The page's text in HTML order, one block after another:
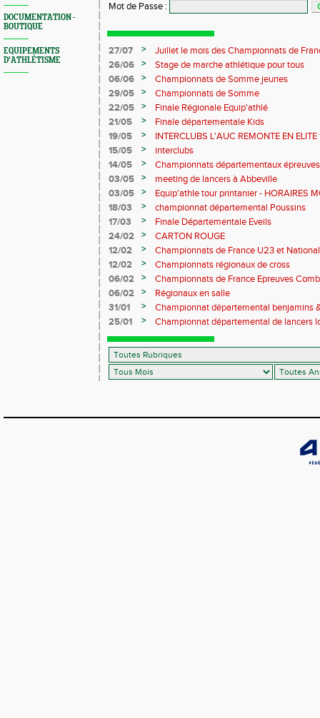
DOCUMENTATION -
BOUTIQUE
EQUIPEMENTS
D'ATHLÉTISME
Mot de Passe :
27/07 >
Juillet le mois des Championnats de
des Samariens
26/06 >
Stage de marche athlétique pour tous
06/06
>
Championnats de Somme jeunes
29/05
>
Championnats de Somme
22/05
>
Finale Régionale Equip'athlé
21/05
>
Finale départementale Kids
19/05
>
INTERCLUBS L'AUC REMONTE EN ELITE
15/05
>
interclubs
14/05
>
Championnats départementaux
benjamins&minimes
03/05 >
meeting de lancers à Abbeville
03/05
>
Equip'athle tour printanier - HORAIRES
18/03
>
championnat départemental Poussins
17/03
>
Finale Départementale Eveils
24/02
>
CARTON ROUGE
12/02
>
Championnats de France U23 et
12/02
>
Championnats régionaux de cross
06/02
>
Championnats de France Epreuves
06/02
>
Régionaux en salle
31/01
>
Championnat départemental benjamins
MODIFIES
25/01 > Championnat départemental de lancers